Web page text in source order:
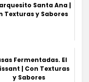
Santa Ana |
Texturas y Sabores
Fermentadas. El
| Con Texturas
y Sabores